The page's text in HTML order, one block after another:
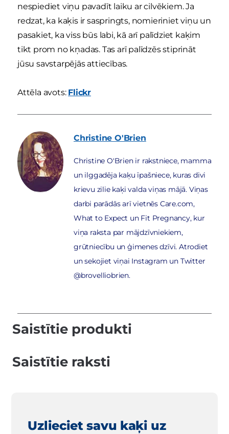
nespiediet viņu pavadīt laiku ar cilvēkiem. Ja
redzat, ka kaķis ir saspringts, nomieriniet viņu un
pasakiet, ka viss būs labi, kā arī palīdziet kaķim
tikt prom no kņadas. Tas arī palīdzēs stiprināt
jūsu savstarpējās attiecības.
Attēla avots: Flickr
Christine O'Brien
Christine O'Brien ir rakstniece, mamma
un ilggadēja kaķu īpašniece, kuras divi
krievu zilie kaķi valda viņas mājā. Viņas
darbi parādās arī vietnēs Care.com,
What to Expect un Fit Pregnancy, kur
viņa raksta par mājdzīvniekiem,
grūtniecību un ģimenes dzīvi. Atrodiet
un sekojiet viņai Instagram un Twitter
@brovelliobrien.
Saistītie produkti
Saistītie raksti
Uzlieciet savu kaķi uz